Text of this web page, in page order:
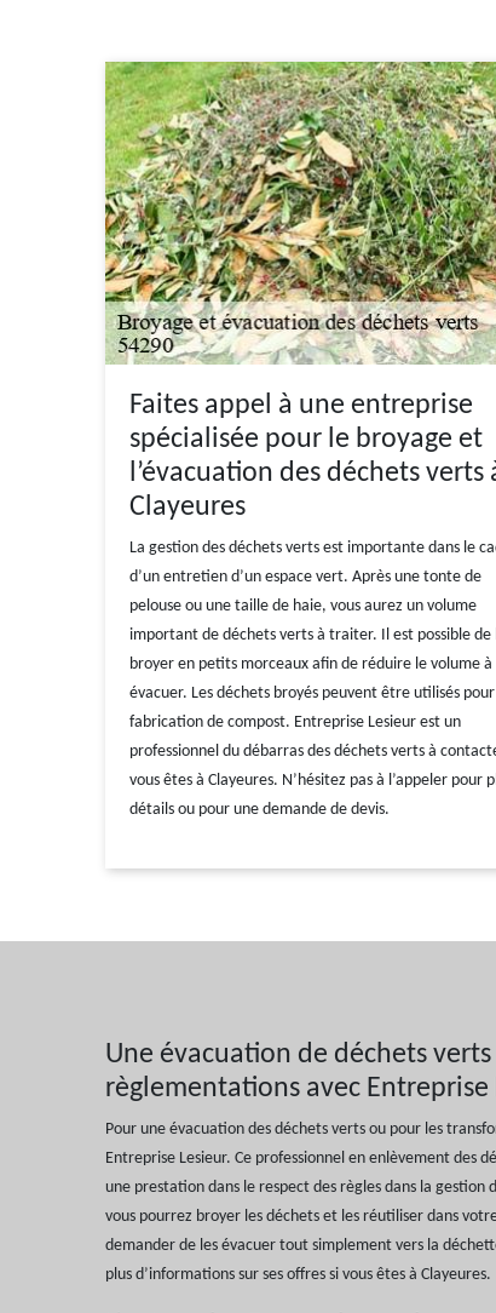
Faites appel à une entreprise
spécialisée pour le broyage et
l’évacuation des déchets verts
Clayeures
La gestion des déchets verts est importante dans le
d’un entretien d’un espace vert. Après une tonte de
pelouse ou une taille de haie, vous aurez un volume
important de déchets verts à traiter. Il est possible de
broyer en petits morceaux afin de réduire le volume à
évacuer. Les déchets broyés peuvent être utilisés
fabrication de compost. Entreprise Lesieur est un
professionnel du débarras des déchets verts à
vous êtes à Clayeures. N’hésitez pas à l’appeler pour
détails ou pour une demande de devis.
Une évacuation de déchets
règlementations avec Entreprise
Pour une évacuation des déchets verts ou pour les
Entreprise Lesieur. Ce professionnel en enlèvement des
une prestation dans le respect des règles dans la gestion
vous pourrez broyer les déchets et les réutiliser dans
demander de les évacuer tout simplement vers la
plus d’informations sur ses offres si vous êtes à Clayeures.